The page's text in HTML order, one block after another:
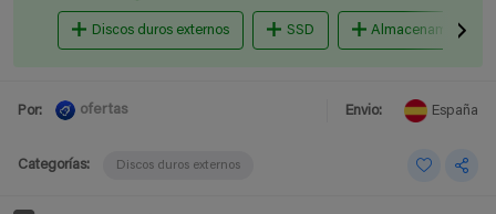
Discos duros externos SSD Almacenamiento
Por: ofertas Envio: España
Categorías: Discos duros externos